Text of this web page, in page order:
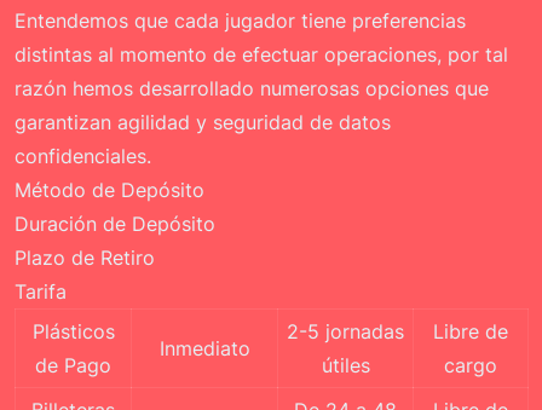
Entendemos que cada jugador tiene preferencias
distintas al momento de efectuar operaciones, por tal
razón hemos desarrollado numerosas opciones que
garantizan agilidad y seguridad de datos
confidenciales.
Método de Depósito
Duración de Depósito
Plazo de Retiro
Tarifa
Plásticos
de Pago
Inmediato
2-5 jornadas
útiles
Libre de
cargo